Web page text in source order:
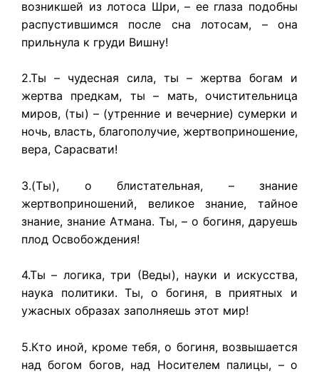
возникшей из лотоса Шри, – ее глаза подобны
распустившимся после сна лотосам, – она
прильнула к груди Вишну!
2.Ты – чудесная сила, ты – жертва богам и
жертва предкам, ты – мать, очистительница
миров, (ты) – (утренние и вечерние) сумерки и
ночь, власть, благополучие, жертвоприношение,
вера, Сарасвати!
3.(Ты), о блистательная, – знание
жертвоприношений, великое знание, тайное
знание, знание Атмана. Ты, – о богиня, даруешь
плод Освобождения!
4.Ты – логика, три (Веды), науки и искусства,
наука политики. Ты, о богиня, в приятных и
ужасных образах заполняешь этот мир!
5.Кто иной, кроме тебя, о богиня, возвышается
над богом богов, над Носителем палицы, – о